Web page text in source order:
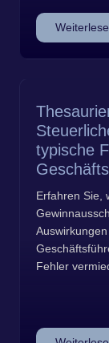
typische
Erfahren Sie,
Fehler